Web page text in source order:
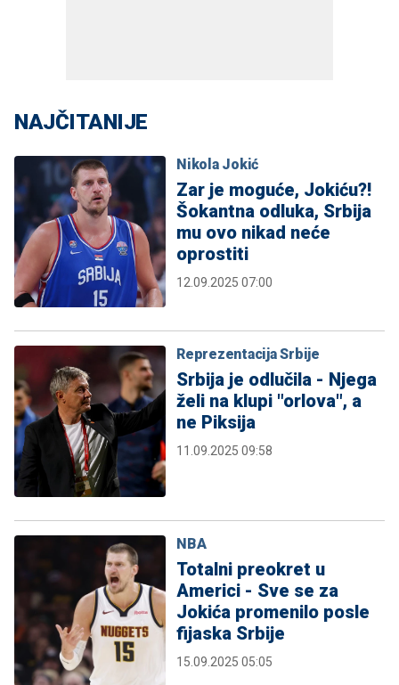
NAJČITANIJE
Nikola Jokić
Zar je moguće, Jokiću?!
Šokantna odluka, Srbija
mu ovo nikad neće
oprostiti
12.09.2025 07:00
Reprezentacija Srbije
Srbija je odlučila - Njega
želi na klupi "orlova", a
ne Piksija
11.09.2025 09:58
NBA
Totalni preokret u
Americi - Sve se za
Jokića promenilo posle
fijaska Srbije
15.09.2025 05:05